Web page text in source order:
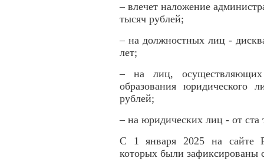
– влечет наложение
тысяч рублей;
– на должностных лиц -
лет;
– на лиц, осуществляющих
образования юридического
рублей;
– на юридических лиц - от ста
С 1 января 2025 на сайте
которых были зафиксированы